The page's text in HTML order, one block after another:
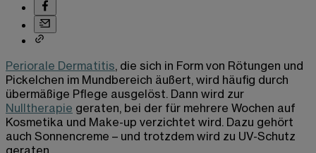
Periorale Dermatitis, die sich in Form von Rötungen und
Pickelchen im Mundbereich äußert, wird häufig durch
übermäßige Pflege ausgelöst. Dann wird zur
Nulltherapie geraten, bei der für mehrere Wochen auf
Kosmetika und Make-up verzichtet wird. Dazu gehört
auch Sonnencreme – und trotzdem wird zu UV-Schutz